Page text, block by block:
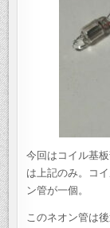
今回はコイル基
は上記のみ。コ
ン管が一個。
このネオン管は